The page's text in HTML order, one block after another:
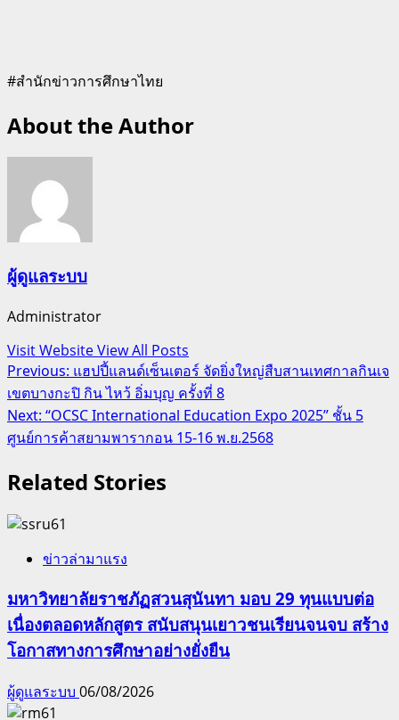
#สำนักข่าวการศึกษาไทย
About the Author
ผู้ดูแลระบบ
Administrator
Visit WebsiteView All Posts
Post
navigation
Previous: แฮปปี้แลนด์เซ็นเตอร์ จัดยิ่งใหญ่สืบสานเทศกาลกินเจ
เขตบางกะปิ กิน ไหว้ อิ่มบุญ ครั้งที่ 8
Next: “OCSC International Education Expo 2025” ชั้น 5
ศูนย์การค้าสยามพารากอน 15-16 พ.ย.2568
Related Stories
ข่าวล่ามาแรง
มหาวิทยาลัยราชภัฏสวนสุนันทา มอบ 29 ทุนแบบต่อ
เนื่องตลอดหลักสูตร สนับสนุนเยาวชนเรียนจนจบ สร้าง
โอกาสทางการศึกษาอย่างยั่งยืน
ผู้ดูแลระบบ 06/08/2026